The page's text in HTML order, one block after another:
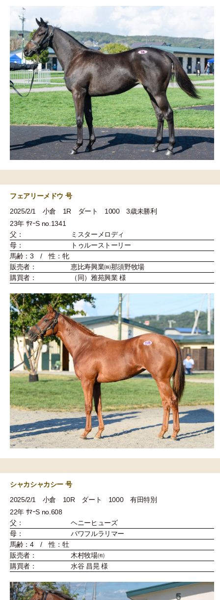
フェアリーメドウ 号
2025/2/1 小倉 1R ダート 1000 3歳未勝利
23年 ｻﾏｰS no.1341
父：
ミスターメロディ
母：
トゥルーストーリー
馬齢：3 / 性：牝
販売者：
恵比寿興業㈱那須野牧場
購買者：
（同）雅苑興業 様
シャカシャカシー 号
2025/2/1 小倉 10R ダート 1000 有田特別
22年 ｻﾏｰS no.608
父：
ヘニーヒューズ
母：
パワフルラリマー
馬齢：4 / 性：牡
販売者：
木村牧場㈲
購買者：
水谷 昌晃 様